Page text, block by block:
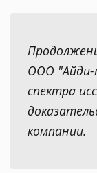
ООО "Айди-
спектра
компании.